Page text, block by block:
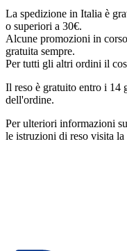
La spedizione in Italia è
o superiori a 30€.
Alcune promozioni in
gratuita sempre.
Per tutti gli altri ordini il
Il reso è gratuito entro i 14
dell'ordine.
Per ulteriori informazioni
le istruzioni di reso visita la